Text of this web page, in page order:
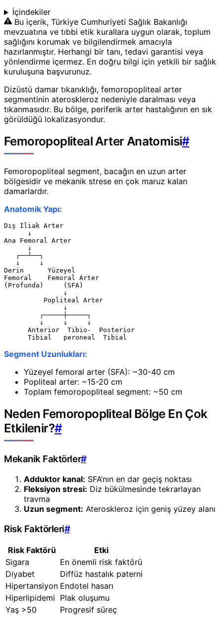
İçindekiler
Bu içerik, Türkiye Cumhuriyeti Sağlık Bakanlığı
mevzuatına ve tıbbi etik kurallara uygun olarak, toplum
sağlığını korumak ve bilgilendirmek amacıyla
hazırlanmıştır. Herhangi bir tanı, tedavi garantisi veya
yönlendirme içermez. En doğru bilgi için yetkili bir sağlık
kuruluşuna başvurunuz.
Dizüstü damar tıkanıklığı, femoropopliteal arter
segmentinin ateroskleroz nedeniyle daralması veya
tıkanmasıdır. Bu bölge, periferik arter hastalığının en sık
görüldüğü lokalizasyondur.
Femoropopliteal Arter Anatomisi#
Femoropopliteal segment, bacağın en uzun arter
bölgesidir ve mekanik strese en çok maruz kalan
damarlardır.
Anatomik Yapı:
Dış İliak Arter
      ↓
Ana Femoral Arter
      ↓
   ┌──┴──┐
   ↓     ↓
Derin      Yüzeyel
Femoral    Femoral Arter
(Profunda)     (SFA)
               ↓
          Popliteal Arter
               ↓
         ┌─────┼─────┐
         ↓     ↓     ↓
      Anterior  Tibio-  Posterior
Segment Uzunlukları:
Yüzeyel femoral arter (SFA): ~30-40 cm
Popliteal arter: ~15-20 cm
Toplam femoropopliteal segment: ~50 cm
Neden Femoropopliteal Bölge En Çok
Etkilenir?#
Mekanik Faktörler#
Adduktor kanal: SFA’nın en dar geçiş noktası
Fleksiyon stresi: Diz bükülmesinde tekrarlayan
travma
Uzun segment: Ateroskleroz için geniş yüzey alanı
Risk Faktörleri#
Risk Faktörü
Etki
Sigara
En önemli risk faktörü
Diyabet
Diffüz hastalık paterni
Hipertansiyon Endotel hasarı
Hiperlipidemi Plak oluşumu
Yaş >50
Progresif süreç